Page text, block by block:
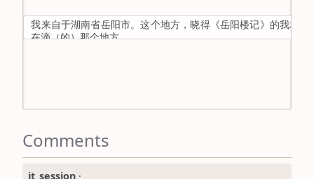
mandarin
我来自于湖南省岳阳市。这个地方，晓得《岳阳楼记》的我就会
在滴（的）那个地方。
Comments
it_session ·